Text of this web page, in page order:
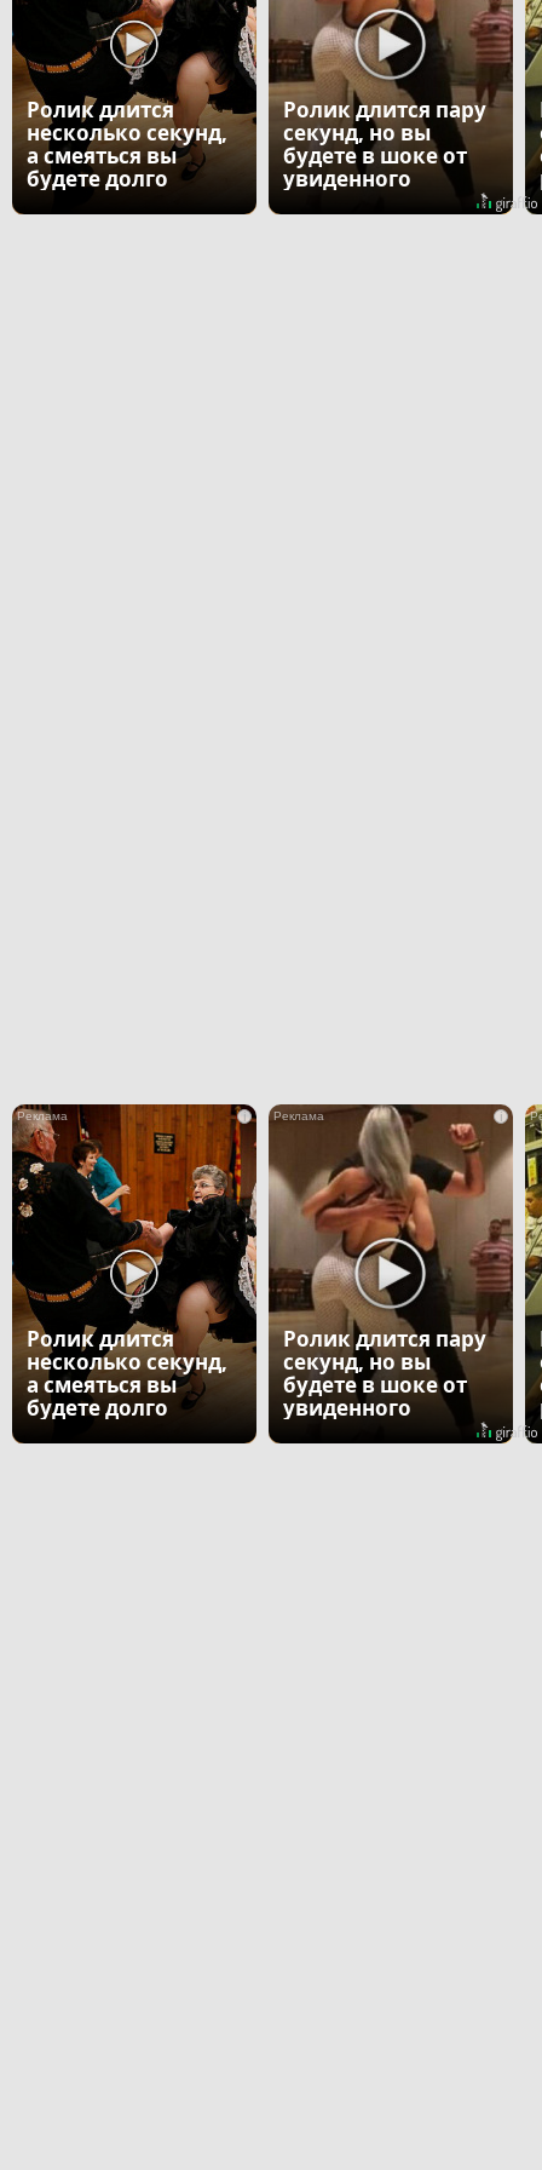
Ролик длится
несколько секунд,
а смеяться вы
будете долго
Ролик длится пару
секунд, но вы
будете в шоке от
увиденного
i
Ролик длится
несколько секунд,
а смеяться вы
будете долго
i
Ролик длится пару
секунд, но вы
будете в шоке от
увиденного